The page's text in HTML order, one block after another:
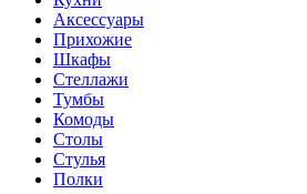
Аксессуары
Прихожие
Шкафы
Стеллажи
Тумбы
Комоды
Столы
Стулья
Полки